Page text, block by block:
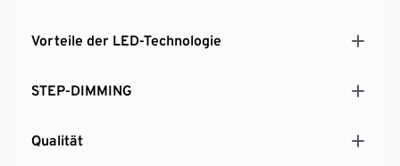
Vorteile der LED-Technologie
STEP-DIMMING
Qualität